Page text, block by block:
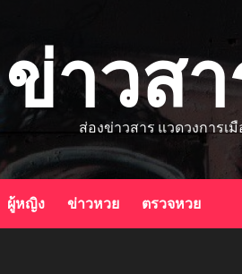
ข่าวส
ส่องข่าวสาร แวดวงการเ
ผู้หญิง ข่าวหวย ตรวจหวย